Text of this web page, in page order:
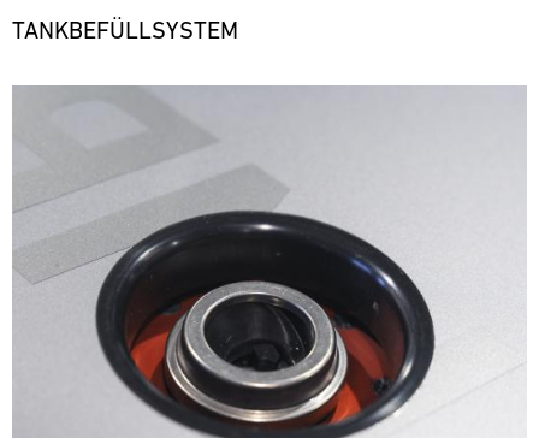
TANKBEFÜLLSYSTEM